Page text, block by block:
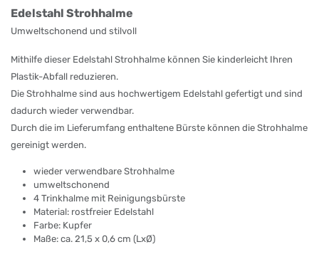
Edelstahl Strohhalme
Umweltschonend und stilvoll
Mithilfe dieser Edelstahl Strohhalme können Sie kinderleicht Ihren
Plastik-Abfall reduzieren.
Die Strohhalme sind aus hochwertigem Edelstahl gefertigt und sind
dadurch wieder verwendbar.
Durch die im Lieferumfang enthaltene Bürste können die Strohhalme
gereinigt werden.
wieder verwendbare Strohhalme
umweltschonend
4 Trinkhalme mit Reinigungsbürste
Material: rostfreier Edelstahl
Farbe: Kupfer
Maße: ca. 21,5 x 0,6 cm (LxØ)